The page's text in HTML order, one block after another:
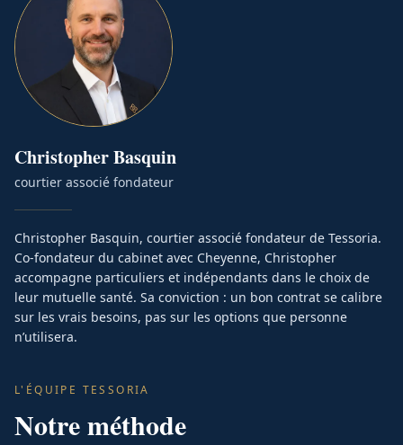
ChristopherBasquin
courtier associé fondateur
Christopher Basquin, courtier associé fondateur de Tessoria.
Co-fondateur du cabinet avec Cheyenne, Christopher
accompagne particuliers et indépendants dans le choix de
leur mutuelle santé. Sa conviction : un bon contrat se calibre
sur les vrais besoins, pas sur les options que personne
n’utilisera.
L'ÉQUIPE TESSORIA
Notre méthode